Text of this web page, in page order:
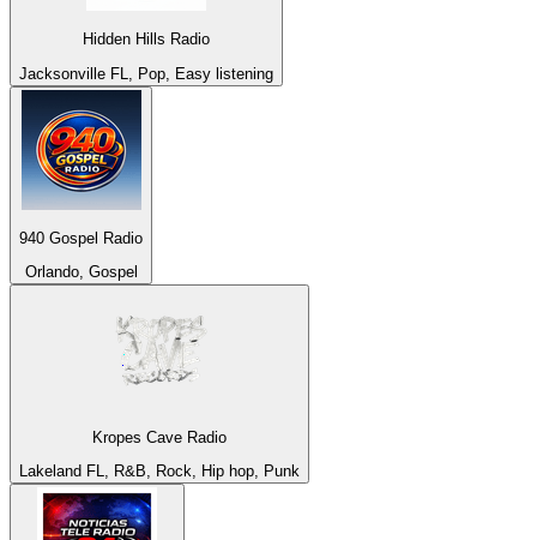
Hidden Hills Radio
Jacksonville FL, Pop, Easy listening
940 Gospel Radio
Orlando, Gospel
Kropes Cave Radio
Lakeland FL, R&B, Rock, Hip hop, Punk